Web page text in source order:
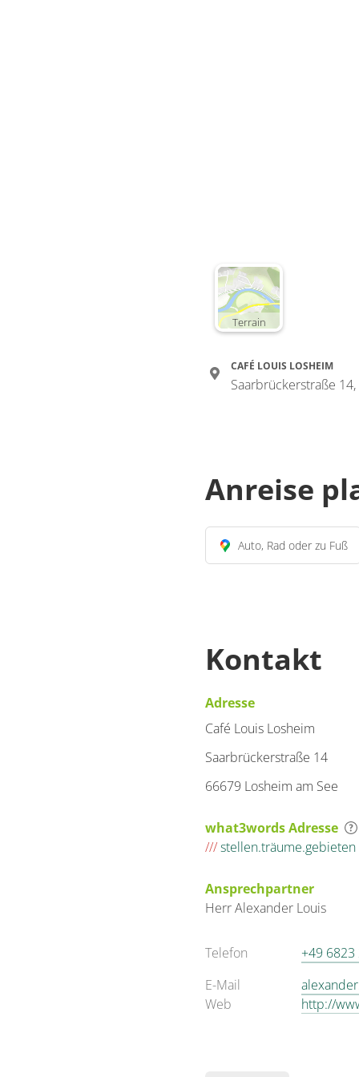
Terrain
CAFÉ LOUIS LOSHEIM
Saarbrückerstraße
Anreise
Auto, Rad oder zu Fuß
Kontakt
Adresse
Café Louis Losheim
Saarbrückerstraße 14
66679 Losheim am See
what3words Adresse
///stellen.träume.gebieten
Ansprechpartner
HerrAlexander Louis
Telefon
+49 6823
E-Mail
Web
http://